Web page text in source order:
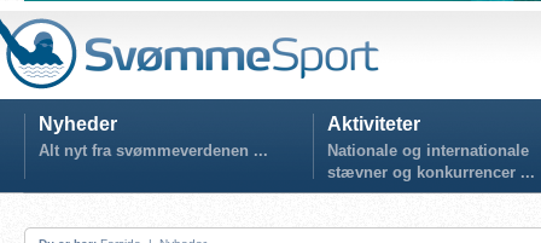
Nyheder
Alt nyt fra svømmeverdenen ...
Aktiviteter
Nationale og internationale
stævner og konkurrencer ...